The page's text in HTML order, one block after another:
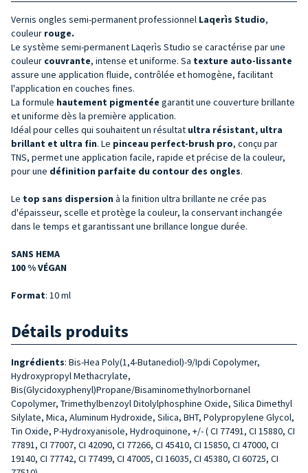
Vernis ongles semi-permanent professionnel Laqerìs Studio,
couleur rouge.
Le système semi-permanent Laqerìs Studio se caractérise par une
couleur couvrante, intense et uniforme. Sa texture auto-lissante
assure une application fluide, contrôlée et homogène, facilitant
l'application en couches fines.
La formule hautement pigmentée garantit une couverture brillante
et uniforme dès la première application.
Idéal pour celles qui souhaitent un résultat ultra résistant, ultra
brillant et ultra fin. Le pinceau perfect-brush pro, conçu par
TNS, permet une application facile, rapide et précise de la couleur,
pour une définition parfaite du contour des ongles.
Le top sans dispersion à la finition ultra brillante ne crée pas
d'épaisseur, scelle et protège la couleur, la conservant inchangée
dans le temps et garantissant une brillance longue durée.
SANS HEMA
100 % VÉGAN
Format: 10 ml
Détails produits
Ingrédients: Bis-Hea Poly(1,4-Butanediol)-9/Ipdi Copolymer,
Hydroxypropyl Methacrylate,
Bis(Glycidoxyphenyl)Propane/Bisaminomethylnorbornanel
Copolymer, Trimethylbenzoyl Ditolylphosphine Oxide, Silica Dimethyl
Silylate, Mica, Aluminum Hydroxide, Silica, BHT, Polypropylene Glycol,
Tin Oxide, P-Hydroxyanisole, Hydroquinone, +/- ( CI 77491, CI 15880, CI
77891, CI 77007, CI 42090, CI 77266, CI 45410, CI 15850, CI 47000, CI
19140, CI 77742, CI 77499, CI 47005, CI 16035, CI 45380, CI 60725, CI